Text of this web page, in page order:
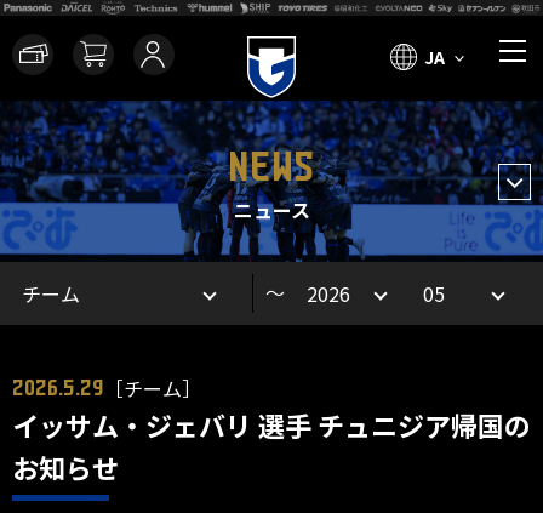
JA
NEWS
ニュース
～
2026.5.29 ［チーム］
イッサム・ジェバリ 選手 チュニジア帰国の
お知らせ